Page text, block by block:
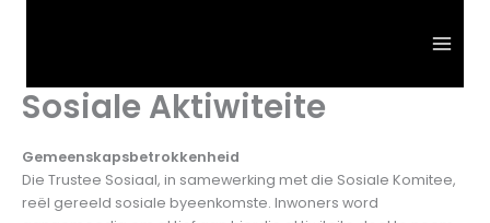
Sosiale Aktiwiteite
Gemeenskapsbetrokkenheid
Die Trustee Sosiaal, in samewerking met die Sosiale Komitee,
reël gereeld sosiale byeenkomste. Inwoners word